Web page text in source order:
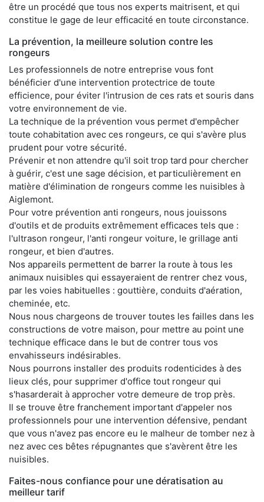
être un procédé que tous nos experts maitrisent, et qui
constitue le gage de leur efficacité en toute circonstance.
La prévention, la meilleure solution contre les
rongeurs
Les professionnels de notre entreprise vous font
bénéficier d'une intervention protectrice de toute
efficience, pour éviter l'intrusion de ces rats et souris dans
votre environnement de vie.
La technique de la prévention vous permet d'empêcher
toute cohabitation avec ces rongeurs, ce qui s'avère plus
prudent pour votre sécurité.
Prévenir et non attendre qu'il soit trop tard pour chercher
à guérir, c'est une sage décision, et particulièrement en
matière d'élimination de rongeurs comme les nuisibles à
Aiglemont.
Pour votre prévention anti rongeurs, nous jouissons
d'outils et de produits extrêmement efficaces tels que :
l'ultrason rongeur, l'anti rongeur voiture, le grillage anti
rongeur, et bien d'autres.
Nos appareils permettent de barrer la route à tous les
animaux nuisibles qui essayeraient de rentrer chez vous,
par les voies habituelles : gouttière, conduits d'aération,
cheminée, etc.
Nous nous chargeons de trouver toutes les failles dans les
constructions de votre maison, pour mettre au point une
technique efficace dans le but de contrer tous vos
envahisseurs indésirables.
Nous pourrons installer des produits rodenticides à des
lieux clés, pour supprimer d'office tout rongeur qui
s'hasarderait à approcher votre demeure de trop près.
Il se trouve être franchement important d'appeler nos
professionnels pour une intervention défensive, pendant
que vous n'avez pas encore eu le malheur de tomber nez à
nez avec ces bêtes répugnantes que s'avèrent être les
nuisibles.
Faites-nous confiance pour une dératisation au
meilleur tarif